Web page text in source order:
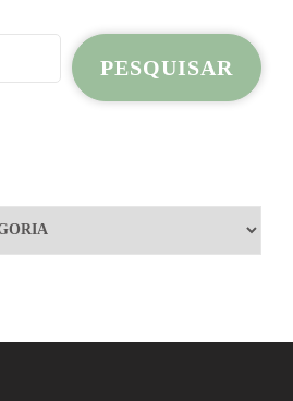
PESQUISAR